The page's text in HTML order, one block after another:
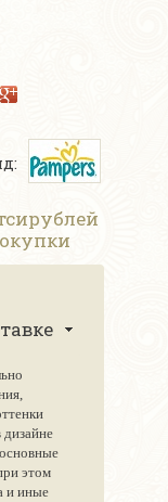
дизайне
этом
и иные